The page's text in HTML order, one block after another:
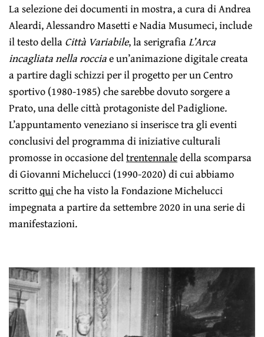
La selezione dei documenti in mostra, a cura di Andrea
Aleardi, Alessandro Masetti e Nadia Musumeci, include
il testo dellaCittà Variabile, la serigrafiaL’Arca
incagliata nella rocciae un’animazione digitale creata
a partire dagli schizzi per il progetto per un Centro
sportivo (1980-1985) che sarebbe dovuto sorgere a
Prato, una delle città protagoniste del Padiglione.
L’appuntamento veneziano si inserisce tra gli eventi
conclusivi del programma di iniziative culturali
promosse in occasione deltrentennaledella scomparsa
di Giovanni Michelucci (1990-2020) di cui abbiamo
scrittoquiche ha visto la Fondazione Michelucci
impegnata a partire da settembre 2020 in una serie di
manifestazioni.